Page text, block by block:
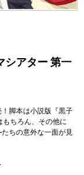
シアター 第一
脚本は小説版『黒子
ちろん、その他に
ちの意外な一面が見